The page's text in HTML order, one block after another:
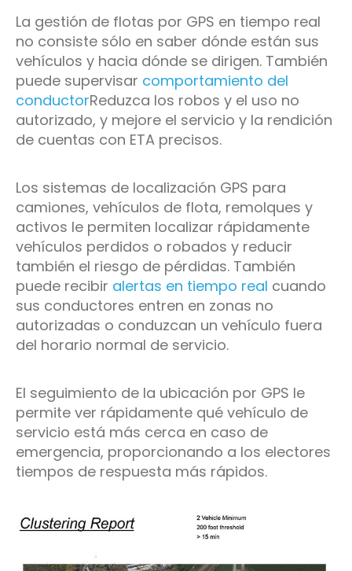
La gestión de flotas por GPS en tiempo real
no consiste sólo en saber dónde están sus
vehículos y hacia dónde se dirigen. También
puede supervisar comportamiento del
conductorReduzca los robos y el uso no
autorizado, y mejore el servicio y la rendición
de cuentas con ETA precisos.
Los sistemas de localización GPS para
camiones, vehículos de flota, remolques y
activos le permiten localizar rápidamente
vehículos perdidos o robados y reducir
también el riesgo de pérdidas. También
puede recibir alertas en tiempo real cuando
sus conductores entren en zonas no
autorizadas o conduzcan un vehículo fuera
del horario normal de servicio.
El seguimiento de la ubicación por GPS le
permite ver rápidamente qué vehículo de
servicio está más cerca en caso de
emergencia, proporcionando a los electores
tiempos de respuesta más rápidos.